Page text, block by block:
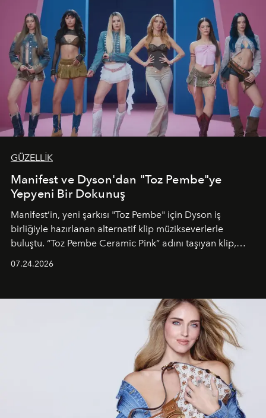
GÜZELLİK
Manifest ve Dyson'dan "Toz Pembe"ye
Yepyeni Bir Dokunuş
Manifest’in, yeni şarkısı "Toz Pembe" için Dyson iş
birliğiyle hazırlanan alternatif klip müzikseverlerle
buluştu. “Toz Pembe Ceramic Pink” adını taşıyan klip,
unsurlarından biri olarak öne çıkıyor.
07.24.2026